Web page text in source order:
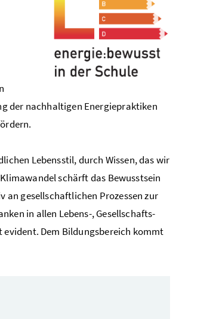
der nachhaltigen Energiepraktiken
Lebensstil, durch Wissen, das wir
schärft das Bewusstsein
an gesellschaftlichen Prozessen zur
in allen Lebens-, Gesellschafts-
Dem Bildungsbereich kommt